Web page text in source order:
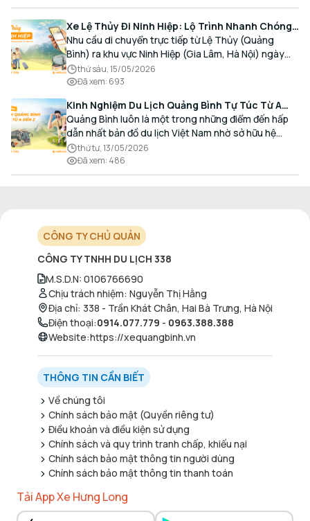
Xe Lệ Thủy Đi Ninh Hiệp: Lộ Trình Nhanh Chóng,
Đón Trả Tận Nơi
Nhu cầu di chuyển trực tiếp từ Lệ Thủy (Quảng
Bình) ra khu vực Ninh Hiệp (Gia Lâm, Hà Nội) ngày
càng gia tăng, đặc biệt đối với các hành khách có
nhu cầu giao thương, kinh doanh và mua sắm.
thứ sáu, 15/05/2026
Đã xem: 693
Kinh Nghiệm Du Lịch Quảng Bình Tự Túc Từ A
Đến Z Chi Tiết Nhất
Quảng Bình luôn là một trong những điểm đến hấp
dẫn nhất bản đồ du lịch Việt Nam nhờ sở hữu hệ
thống hang động kỳ vĩ, những bãi biển hoang sơ và
nét ẩm thực đậm đà bản sắc.
thứ tư, 13/05/2026
Đã xem: 486
CÔNG TY CHỦ QUẢN
CÔNG TY TNHH DU LỊCH 338
M.S.D.N: 0106766690
Chịu trách nhiệm: Nguyễn Thị Hằng
Địa chỉ: 338 - Trần Khát Chân, Hai Bà Trưng, Hà Nội
Điện thoại:0914.077.779 - 0963.388.388
Website:https://xequangbinh.vn
THÔNG TIN CẦN BIẾT
Về chúng tôi
Chính sách bảo mật (Quyền riêng tư)
Điều khoản và điều kiện sử dụng
Chính sách và quy trình tranh chấp, khiếu nại
Chính sách bảo mật thông tin người dùng
Chính sách bảo mật thông tin thanh toán
Tải App Xe Hưng Long